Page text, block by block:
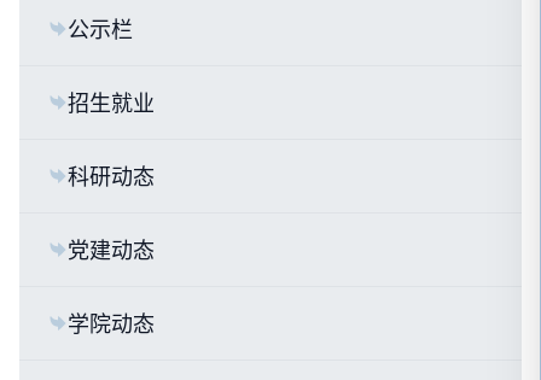
公示栏
招生就业
科研动态
党建动态
学院动态